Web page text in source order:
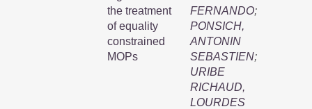
the treatment
of equality
constrained
MOPs
FERNANDO;
PONSICH,
ANTONIN
SEBASTIEN;
URIBE
RICHAUD,
LOURDES